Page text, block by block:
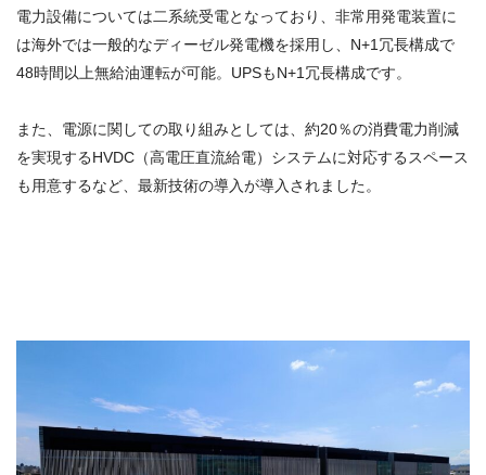
電力設備については二系統受電となっており、非常用発電装置に
は海外では一般的なディーゼル発電機を採用し、N+1冗長構成で
48時間以上無給油運転が可能。UPSもN+1冗長構成です。
また、電源に関しての取り組みとしては、約20％の消費電力削減
を実現するHVDC（高電圧直流給電）システムに対応するスペース
も用意するなど、最新技術の導入が導入されました。